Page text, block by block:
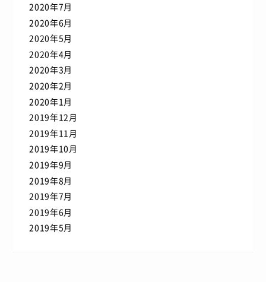
2020年7月
2020年6月
2020年5月
2020年4月
2020年3月
2020年2月
2020年1月
2019年12月
2019年11月
2019年10月
2019年9月
2019年8月
2019年7月
2019年6月
2019年5月